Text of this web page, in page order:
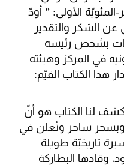
الأولى: ” أودّ
الشكر والتقدير
بشخص رئيسه
في المركز وهيئته
هذا الكتاب القيّم:
لنا الكتاب هو أنّ
وبسحر ساحر وتُعلن في
مسيرة تاريخيّة طويلة
وقادها البطاركة